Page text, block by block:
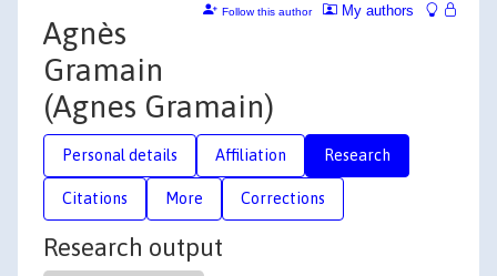
My authors
Follow this author
Agnès
Gramain
(Agnes Gramain)
Personal details Affiliation Research
Citations More Corrections
Research output